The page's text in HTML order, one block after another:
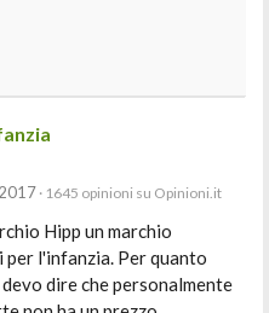
· 1645 opinioni su Opinioni.it
Hipp un marchio
l'infanzia. Per quanto
dire che personalmente